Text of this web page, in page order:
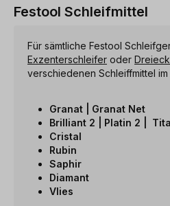
Festool Schleifmittel
Für sämtliche Festool
Exzenterschleifer oder
verschiedenen Schleiffmittel
Granat | Granat Net
Brilliant 2 | Platin 2 |
Cristal
Rubin
Saphir
Diamant
Vlies